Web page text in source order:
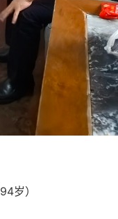
94岁）